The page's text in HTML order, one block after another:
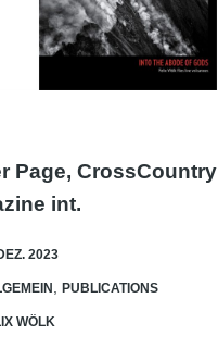
Page, CrossCountry
int.
2023
, PUBLICATIONS
WÖLK